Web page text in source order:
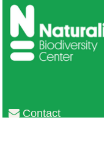
Contact